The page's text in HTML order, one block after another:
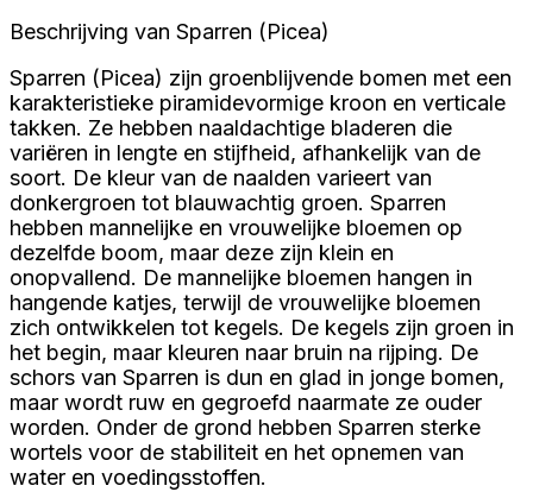
Beschrijving van Sparren (Picea)
Sparren (Picea) zijn groenblijvende bomen met een
karakteristieke piramidevormige kroon en verticale
takken. Ze hebben naaldachtige bladeren die
variëren in lengte en stijfheid, afhankelijk van de
soort. De kleur van de naalden varieert van
donkergroen tot blauwachtig groen. Sparren
hebben mannelijke en vrouwelijke bloemen op
dezelfde boom, maar deze zijn klein en
onopvallend. De mannelijke bloemen hangen in
hangende katjes, terwijl de vrouwelijke bloemen
zich ontwikkelen tot kegels. De kegels zijn groen in
het begin, maar kleuren naar bruin na rijping. De
schors van Sparren is dun en glad in jonge bomen,
maar wordt ruw en gegroefd naarmate ze ouder
worden. Onder de grond hebben Sparren sterke
wortels voor de stabiliteit en het opnemen van
water en voedingsstoffen.